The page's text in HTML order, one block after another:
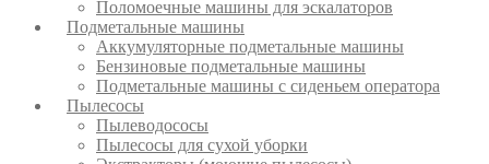
Поломоечные машины для эскалаторов
Подметальные машины
Аккумуляторные подметальные машины
Бензиновые подметальные машины
Подметальные машины с сиденьем оператора
Пылесосы
Пылеводососы
Пылесосы для сухой уборки